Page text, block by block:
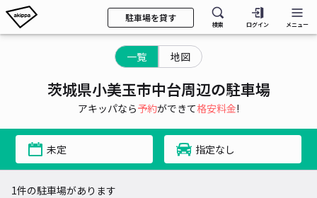
駐車場を貸す
検索 ログイン メニュー
一覧 地図
茨城県小美玉市中台周辺の駐車場
アキッパなら予約ができて格安料金!
未定 指定なし
1件の駐車場があります